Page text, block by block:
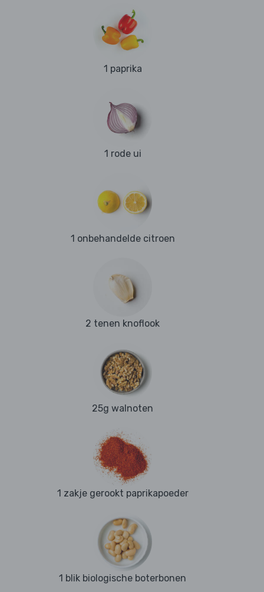
1 paprika
1 rode ui
1 onbehandelde citroen
2 tenen knoflook
25g walnoten
1 zakje gerookt paprikapoeder
1 blik biologische boterbonen